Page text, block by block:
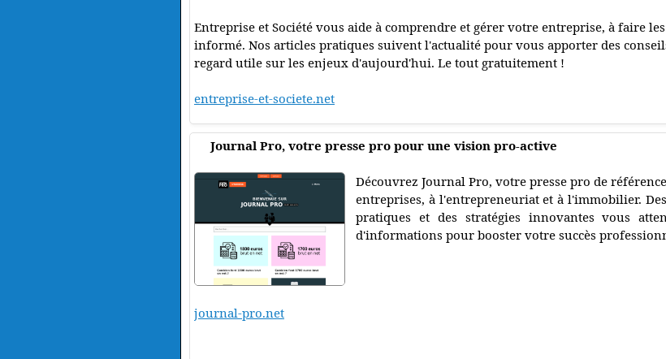
Entreprise et Société vous aide à comprendre et gérer votre entreprise, à faire
informé. Nos articles pratiques suivent l'actualité pour vous apporter des
regard utile sur les enjeux d'aujourd'hui. Le tout gratuitement !
entreprise-et-societe.net
Journal Pro, votre presse pro pour une vision pro-active
Découvrez Journal Pro, votre presse pro de
entreprises, à l'entrepreneuriat et à l'immobilier.
pratiques et des stratégies innovantes vous
d'informations pour booster votre succès
journal-pro.net